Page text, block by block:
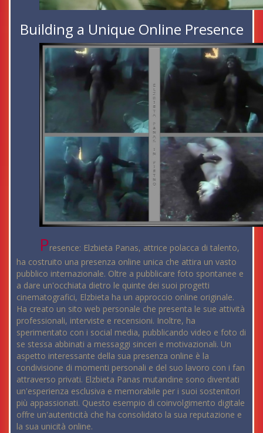
Building a Unique Online Presence
Presence: Elzbieta Panas, attrice polacca di talento,
ha costruito una presenza online unica che attira un vasto
pubblico internazionale. Oltre a pubblicare foto spontanee e
a dare un'occhiata dietro le quinte dei suoi progetti
cinematografici, Elzbieta ha un approccio online originale.
Ha creato un sito web personale che presenta le sue attività
professionali, interviste e recensioni. Inoltre, ha
sperimentato con i social media, pubblicando video e foto di
se stessa abbinati a messaggi sinceri e motivazionali. Un
aspetto interessante della sua presenza online è la
condivisione di momenti personali e del suo lavoro con i fan
attraverso privati. Elzbieta Panas mutandine sono diventati
un'esperienza esclusiva e memorabile per i suoi sostenitori
più appassionati. Questo esempio di coinvolgimento digitale
offre un'autenticità che ha consolidato la sua reputazione e
la sua unicità online.